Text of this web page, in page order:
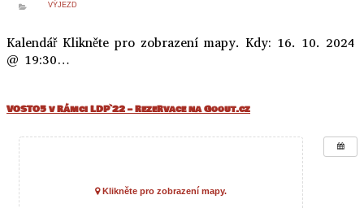
VÝJEZD
Kalendář Klikněte pro zobrazení mapy. Kdy: 16. 10. 2024
@ 19:30…
VOSTO5 v rámci LDP`22 – rezervace na Goout.cz
Klikněte pro zobrazení mapy.